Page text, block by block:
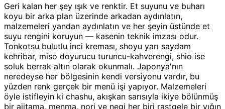
Geri kalan her şey ışık ve renktir. Et suyunu ve buharı
koyu bir arka plan üzerinde arkadan aydınlatın,
malzemeleri yandan aydınlatın ve her şeyin üstünde et
suyu rengini koruyun — kasenin teknik imzası odur.
Tonkotsu bulutlu inci kreması, shoyu yarı saydam
kehribar, miso doyurucu turuncu-kahverengi, shio ise
soluk berrak altın olarak okunmalı. Japonya'nın
neredeyse her bölgesinin kendi versiyonu vardır, bu
yüzden renk gerçek bir menü işi yapıyor. Malzemeleri
öyle istifleyin ki chashu, akışkan sarısıyla ikiye bölünmüş
bir ajitama, menma, nori ve negi her biri rastgele bir yığın